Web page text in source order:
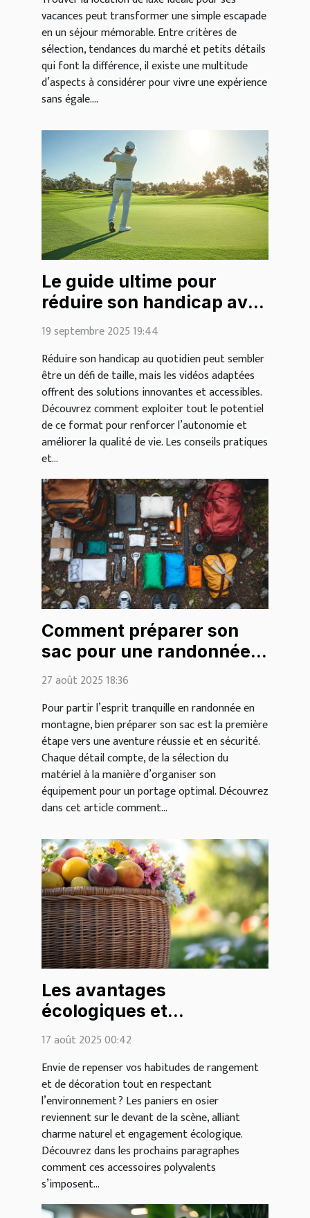
vacances peut transformer une simple escapade
en un séjour mémorable. Entre critères de
sélection, tendances du marché et petits détails
qui font la différence, il existe une multitude
d’aspects à considérer pour vivre une expérience
sans égale....
Le guide ultime pour
réduire son handicap avec
des vidéos
19 septembre 2025 19:44
Réduire son handicap au quotidien peut sembler
être un défi de taille, mais les vidéos adaptées
offrent des solutions innovantes et accessibles.
Découvrez comment exploiter tout le potentiel
de ce format pour renforcer l’autonomie et
améliorer la qualité de vie. Les conseils pratiques
et...
Comment préparer son
sac pour une randonnée
en montagne ?
27 août 2025 18:36
Pour partir l’esprit tranquille en randonnée en
montagne, bien préparer son sac est la première
étape vers une aventure réussie et en sécurité.
Chaque détail compte, de la sélection du
matériel à la manière d’organiser son
équipement pour un portage optimal. Découvrez
dans cet article comment...
Les avantages
écologiques et
esthétiques des paniers
17 août 2025 00:42
Envie de repenser vos habitudes de rangement
et de décoration tout en respectant
l’environnement ? Les paniers en osier
reviennent sur le devant de la scène, alliant
charme naturel et engagement écologique.
Découvrez dans les prochains paragraphes
comment ces accessoires polyvalents
s’imposent...